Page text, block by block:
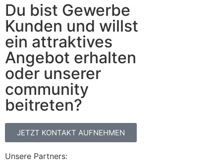
Du bist Gewerbe
Kunden und willst
ein attraktives
Angebot erhalten
oder unserer
community
beitreten?
JETZT KONTAKT AUFNEHMEN
Unsere Partners: